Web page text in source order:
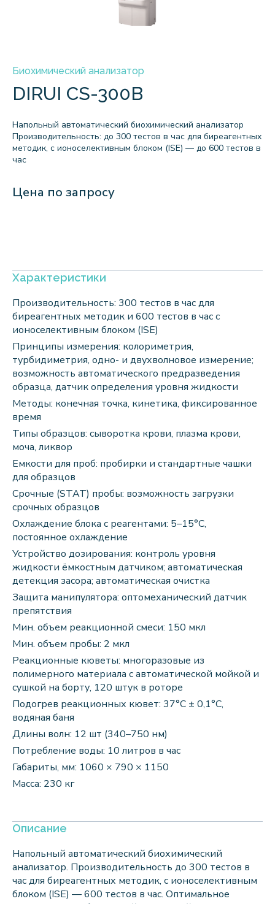
Биохимический анализатор
DIRUI CS-300B
Напольный автоматический биохимический анализатор
Производительность: до 300 тестов в час для биреагентных
методик, с ионоселективным блоком (ISE) — до 600 тестов в
час
Цена по запросу
Характеристики
Производительность: 300 тестов в час для
биреагентных методик и 600 тестов в час с
ионоселективным блоком (ISE)
Принципы измерения: колориметрия,
турбидиметрия, одно- и двухволновое измерение;
возможность автоматического предразведения
образца, датчик определения уровня жидкости
Методы: конечная точка, кинетика, фиксированное
время
Типы образцов: сыворотка крови, плазма крови,
моча, ликвор
Емкости для проб: пробирки и стандартные чашки
для образцов
Срочные (STAT) пробы: возможность загрузки
срочных образцов
Охлаждение блока с реагентами: 5–15°C,
постоянное охлаждение
Устройство дозирования: контроль уровня
жидкости ёмкостным датчиком; автоматическая
детекция засора; автоматическая очистка
Защита манипулятора: оптомеханический датчик
препятствия
Мин. объем реакционной смеси: 150 мкл
Мин. объем пробы: 2 мкл
Реакционные кюветы: многоразовые из
полимерного материала с автоматической мойкой и
сушкой на борту, 120 штук в роторе
Подогрев реакционных кювет: 37°C ± 0,1°C,
водяная баня
Длины волн: 12 шт (340–750 нм)
Потребление воды: 10 литров в час
Габариты, мм: 1060 × 790 × 1150
Масса: 230 кг
Описание
Напольный автоматический биохимический
анализатор. Производительность до 300 тестов в
час для биреагентных методик, с ионоселективным
блоком (ISE) — 600 тестов в час. Оптимальное